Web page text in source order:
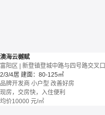
澳海云樾赋
富阳区 | 新登镇登城中路与四号路交叉口
2/3/4居 建面：80-125㎡
品牌开发商 小户型 改善好房
现房，交房快，入住便利
均价10000 元/㎡